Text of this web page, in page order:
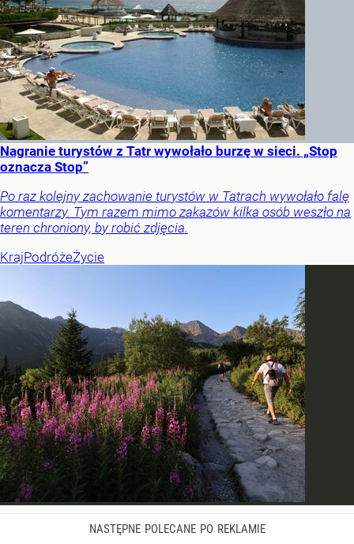
Nagranie turystów z Tatr wywołało burzę w sieci. „Stop
oznacza Stop”
Po raz kolejny zachowanie turystów w Tatrach wywołało falę
komentarzy. Tym razem mimo zakazów kilka osób weszło na
teren chroniony, by robić zdjęcia.
KrajPodróżeŻycie